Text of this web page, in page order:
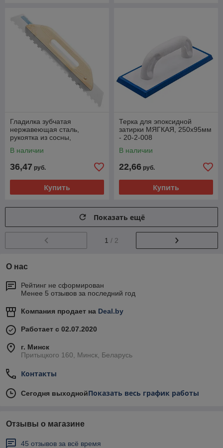
Гладилка зубчатая
нержавеющая сталь,
рукоятка из сосны,
0-108
В наличии
36,47 руб.
Купить
Терка для эпоксидной
затирки МЯГКАЯ, 250х95мм
- 20-2-008
В наличии
22,66 руб.
Купить
Показать ещё
1 / 2
О нас
Рейтинг не сформирован
Менее 5 отзывов за последний год
Компания продает на Deal.by
Работает с 02.07.2020
г. Минск
Притыцкого 160, Минск, Беларусь
Контакты
Сегодня выходнойПоказать весь график работы
Отзывы о магазине
45 отзывов за всё время